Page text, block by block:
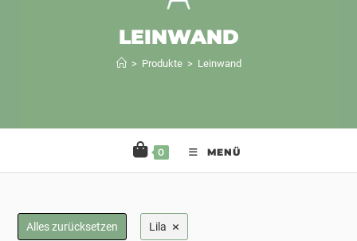
LEINWAND
> Produkte > Leinwand
0 MENÜ
Alles zurücksetzen Lila ×